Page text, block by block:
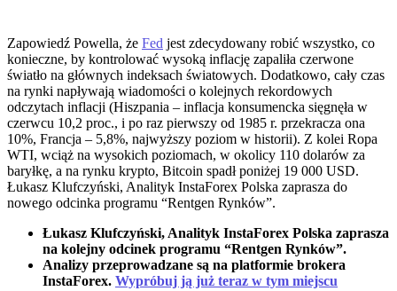
Zapowiedź Powella, że Fed jest zdecydowany robić wszystko, co
konieczne, by kontrolować wysoką inflację zapaliła czerwone
światło na głównych indeksach światowych. Dodatkowo, cały czas
na rynki napływają wiadomości o kolejnych rekordowych
odczytach inflacji (Hiszpania – inflacja konsumencka sięgnęła w
czerwcu 10,2 proc., i po raz pierwszy od 1985 r. przekracza ona
10%, Francja – 5,8%, najwyższy poziom w historii). Z kolei Ropa
WTI, wciąż na wysokich poziomach, w okolicy 110 dolarów za
baryłkę, a na rynku krypto, Bitcoin spadł poniżej 19 000 USD.
Łukasz Klufczyński, Analityk InstaForex Polska zaprasza do
nowego odcinka programu “Rentgen Rynków”.
Łukasz Klufczyński, Analityk InstaForex Polska zaprasza
na kolejny odcinek programu “Rentgen Rynków”.
Analizy przeprowadzane są na platformie brokera
InstaForex. Wypróbuj ją już teraz w tym miejscu